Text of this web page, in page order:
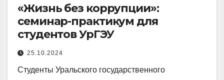
«Жизнь без коррупции»:
семинар-практикум для
студентов УрГЭУ
25.10.2024
Студенты Уральского государственного